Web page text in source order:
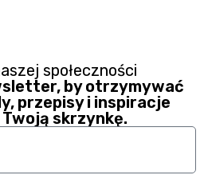
społeczności
by otrzymywać
przepisy i inspiracje
skrzynkę.